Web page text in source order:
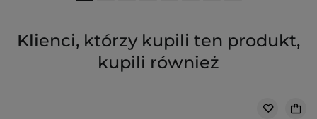
Klienci, którzy kupili ten produkt,
kupili również